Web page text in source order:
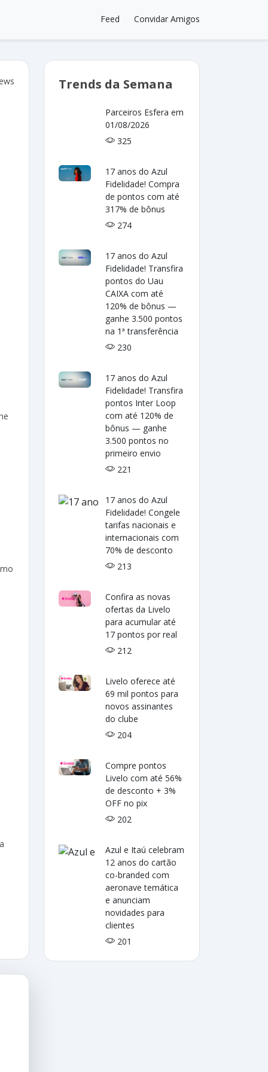
Feed Convidar Amigos
Trends da Semana
Parceiros Esfera em
01/08/2026
325
17 anos do Azul
Fidelidade! Compra
de pontos com até
317% de bônus
274
17 anos do Azul
Fidelidade! Transfira
pontos do Uau
CAIXA com até
120% de bônus —
ganhe 3.500 pontos
na 1ª transferência
230
17 anos do Azul
Fidelidade! Transfira
pontos Inter Loop
com até 120% de
bônus — ganhe
3.500 pontos no
primeiro envio
221
17 anos do Azul
Fidelidade! Congele
tarifas nacionais e
internacionais com
70% de desconto
213
Confira as novas
ofertas da Livelo
para acumular até
17 pontos por real
212
Livelo oferece até
69 mil pontos para
novos assinantes
do clube
204
Compre pontos
Livelo com até 56%
de desconto + 3%
OFF no pix
202
Azul e Itaú celebram
12 anos do cartão
co-branded com
aeronave temática
e anunciam
novidades para
clientes
201